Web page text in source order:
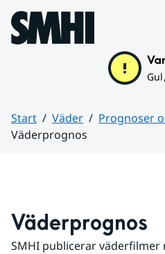
Hoppa till sidans innehåll
Start Väder
Prognoser
Väderprognos
Väderprognos
SMHI publicerar väderfilmer